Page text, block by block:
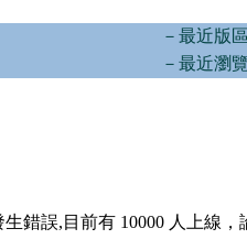
－最近版
－最近瀏
生錯誤,目前有 10000 人上線